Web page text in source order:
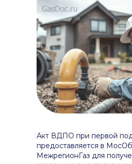
Акт ВДПО при первой
предоставляется в
МежрегионГаз для